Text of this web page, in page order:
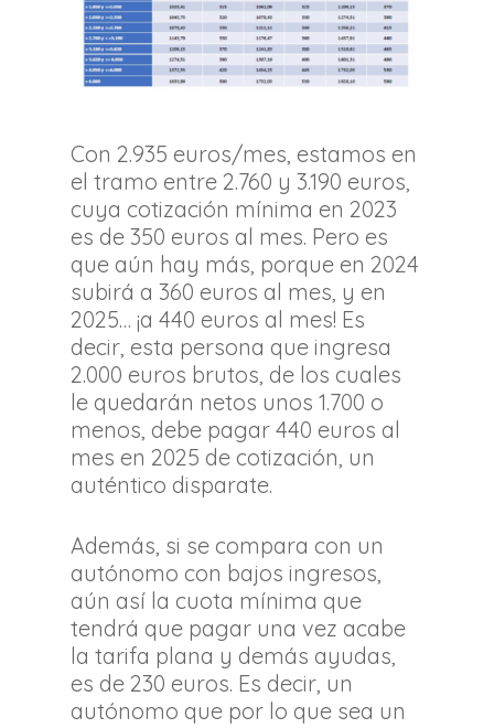
Con 2.935 euros/mes, estamos en
el tramo entre 2.760 y 3.190 euros,
cuya cotización mínima en 2023
es de 350 euros al mes. Pero es
que aún hay más, porque en 2024
subirá a 360 euros al mes, y en
2025… ¡a 440 euros al mes! Es
decir, esta persona que ingresa
2.000 euros brutos, de los cuales
le quedarán netos unos 1.700 o
menos, debe pagar 440 euros al
mes en 2025 de cotización, un
auténtico disparate.
Además, si se compara con un
autónomo con bajos ingresos,
aún así la cuota mínima que
tendrá que pagar una vez acabe
la tarifa plana y demás ayudas,
es de 230 euros. Es decir, un
autónomo que por lo que sea un